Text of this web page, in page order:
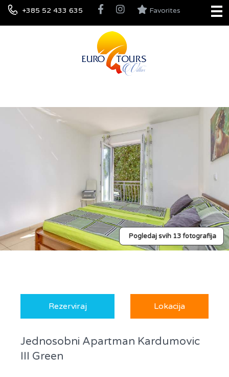
+385 52 433 635 Favorites
Pogledaj svih 13 fotografija
Rezerviraj Lokacija
Jednosobni Apartman Kardumovic
III Green